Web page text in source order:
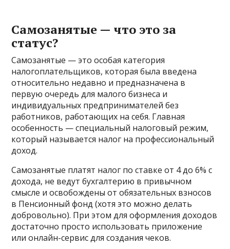
Самозанятые — что это за
статус?
Самозанятые — это особая категория
налогоплательщиков, которая была введена
относительно недавно и предназначена в
первую очередь для малого бизнеса и
индивидуальных предпринимателей без
работников, работающих на себя. Главная
особенность — специальный налоговый режим,
который называется налог на профессиональный
доход.
Самозанятые платят налог по ставке от 4 до 6% с
дохода, не ведут бухгалтерию в привычном
смысле и освобождены от обязательных взносов
в Пенсионный фонд (хотя это можно делать
добровольно). При этом для оформления доходов
достаточно просто использовать приложение
или онлайн-сервис для создания чеков.